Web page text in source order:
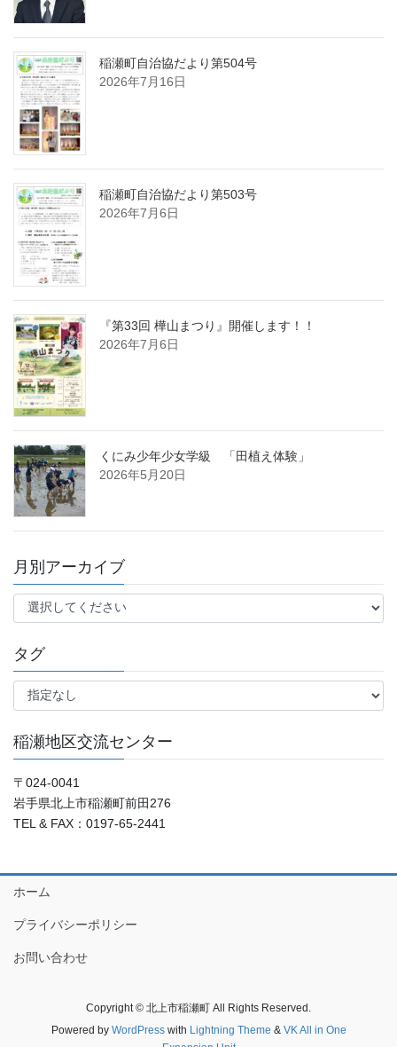
稲瀬町自治協だより第504号
2026年7月16日
稲瀬町自治協だより第503号
2026年7月6日
『第33回 樺山まつり』開催します！！
2026年7月6日
くにみ少年少女学級 「田植え体験」
2026年5月20日
月別アーカイブ
タグ
稲瀬地区交流センター
〒024-0041
岩手県北上市稲瀬町前田276
TEL & FAX：0197-65-2441
ホーム
プライバシーポリシー
お問い合わせ
Copyright © 北上市稲瀬町 All Rights Reserved.
Powered by WordPresswith Lightning Theme & VK All in One